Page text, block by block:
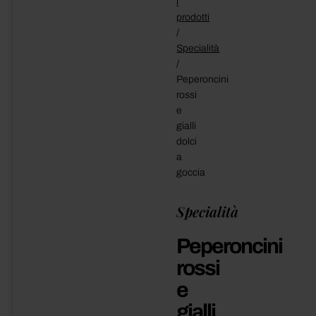
prodotti
/
Specialità
/
Peperoncini
rossi
e
gialli
dolci
a
goccia
Specialità
Peperoncini
rossi
e